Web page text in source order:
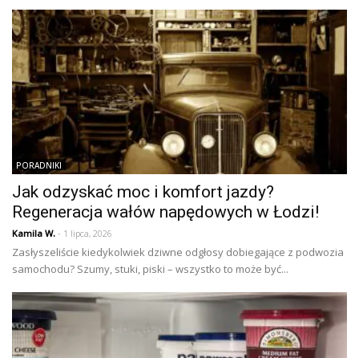
PORADNIKI
Jak odzyskać moc i komfort jazdy?
Regeneracja wałów napędowych w Łodzi!
Kamila W. - 1 lipca, 2026
Zasłyszeliście kiedykolwiek dziwne odgłosy dobiegające z podwozia
samochodu? Szumy, stuki, piski – wszystko to może być...